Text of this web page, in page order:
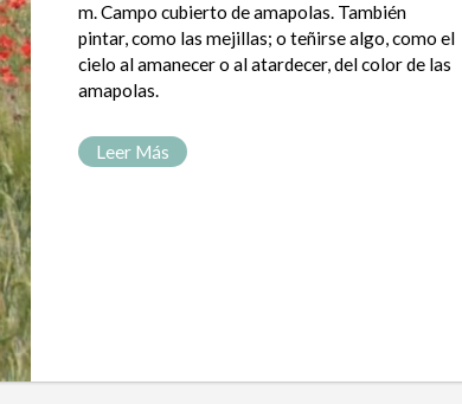
m. Campo cubierto de amapolas. También
pintar, como las mejillas; o teñirse algo, como el
cielo al amanecer o al atardecer, del color de las
amapolas.
Leer Más